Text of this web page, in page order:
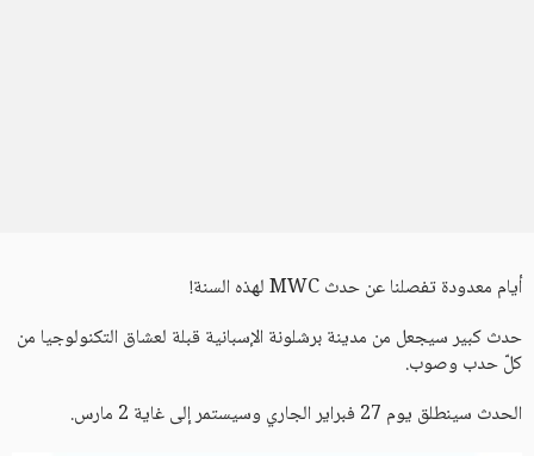
أيام معدودة تفصلنا عن حدث MWC لهذه السنة!
حدث كبير سيجعل من مدينة برشلونة الإسبانية قبلة لعشاق التكنولوجيا من
كلّ حدب وصوب.
الحدث سينطلق يوم 27 فبراير الجاري وسيستمر إلى غاية 2 مارس.